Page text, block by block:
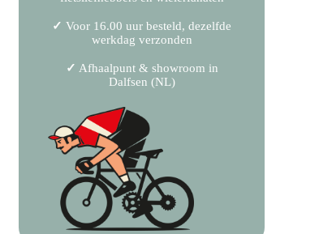
✓ Voor 16.00 uur besteld, dezelfde
werkdag verzonden
✓ Afhaalpunt & showroom in
Dalfsen (NL)